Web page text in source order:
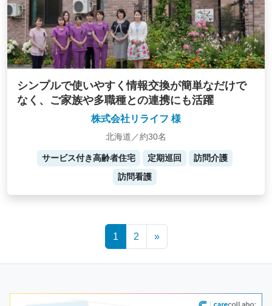
シンプルで使いやすく情報交換が簡単なだけで
なく、ご家族や多職種との連携にも活躍
株式会社リライフ 様
北海道／約30名
サービス付き高齢者住宅 定期巡回
訪問介護
訪問看護
1 2 »